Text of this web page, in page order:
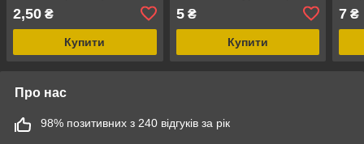
2,50 ₴
Купити
шнуром
5₴
Купити
7 ₴
Про нас
98% позитивних з 240 відгуків за рік